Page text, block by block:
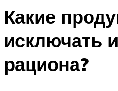
Какие
исключать
рациона?